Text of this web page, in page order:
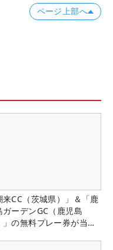
ページ上部へ
来CC（茨城県）」＆「鹿
ガーデンGC（鹿児島
」の無料プレー券が当た